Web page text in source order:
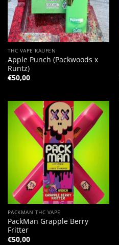
THC VAPE KAUFEN
Apple Punch (Packwoods x
Runtz)
€50,00
PACKMAN THC VAPE
PackMan Grapple Berry
Fritter
€50,00